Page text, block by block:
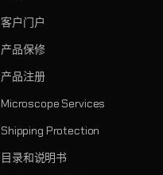
客户门户
产品保修
产品注册
Microscope Services
Shipping Protection
目录和说明书